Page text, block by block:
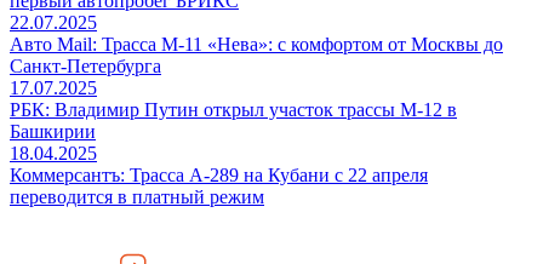
22.07.2025
Авто Mail: Трасса М-11 «Нева»: с комфортом от Москвы до
Санкт-Петербурга
17.07.2025
РБК: Владимир Путин открыл участок трассы М-12 в
Башкирии
18.04.2025
Коммерсантъ: Трасса А-289 на Кубани с 22 апреля
переводится в платный режим